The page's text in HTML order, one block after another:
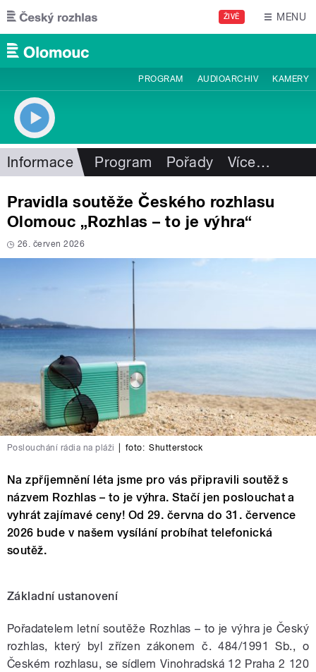
Přejít k hlavnímu obsahu
ŽIVĚ MENU
PROGRAM AUDIOARCHIV KAMERY
Informace Program Pořady Více…
Pravidla soutěže Českého rozhlasu
Olomouc „Rozhlas – to je výhra“
26. červen 2026
Poslouchání rádia na pláži foto: Shutterstock
Na zpříjemnění léta jsme pro vás připravili soutěž s
názvem Rozhlas – to je výhra. Stačí jen poslouchat a
vyhrát zajímavé ceny! Od 29. června do 31. července
2026 bude v našem vysílání probíhat telefonická
soutěž.
Základní ustanovení
Pořadatelem letní soutěže Rozhlas – to je výhra je Český
rozhlas, který byl zřízen zákonem č. 484/1991 Sb., o
Českém rozhlasu, se sídlem Vinohradská 12 Praha 2 120